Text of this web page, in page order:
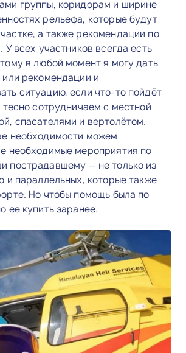
группы, коридорам и ширине
рельефа, которые будут
а также рекомендации по
У всех участников всегда есть
в любой момент я могу дать
или рекомендации и
ситуацию, если что-то пойдёт
сотрудничаем с местной
спасателями и вертолётом.
необходимости можем
необходимые мероприятия по
пострадавшему — не только из
и параллельных, которые также
Но чтобы помощь была по
ее купить заранее.